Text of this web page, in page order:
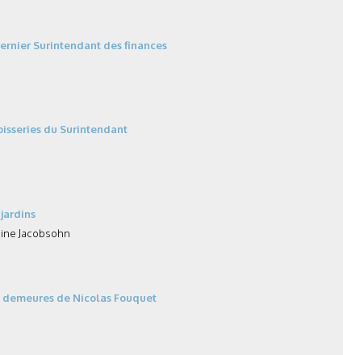
Surintendant des finances
du Surintendant
Jacobsohn
de Nicolas Fouquet